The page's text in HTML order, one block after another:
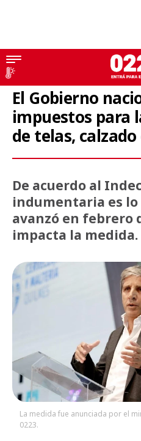
Economía
El Gobierno
impuestos para
de telas,
De acuerdo al
indumentaria es lo
avanzó en febrero
impacta la medida.
La medida fue anunciada por el
0223.